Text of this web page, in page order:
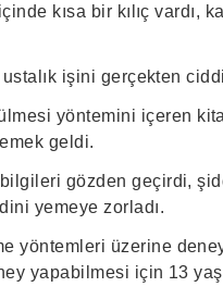
kısa bir kılıç vardı,
işini gerçekten
yöntemini içeren
geldi.
gözden geçirdi,
yemeye zorladı.
yöntemleri üzerine
yapabilmesi için 13